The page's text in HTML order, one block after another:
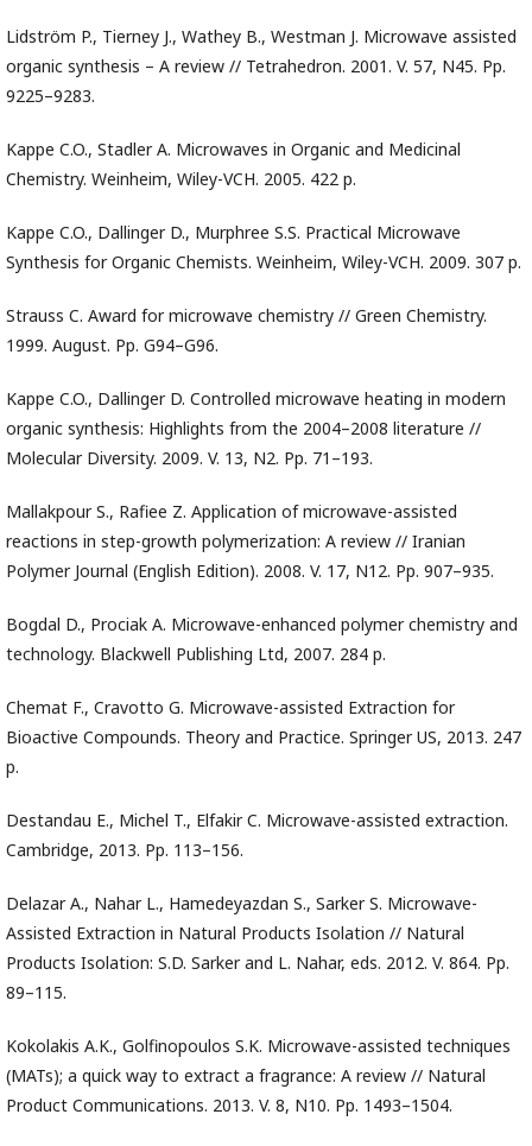
Lidström P., Tierney J., Wathey B., Westman J. Microwave assisted
organic synthesis – A review // Tetrahedron. 2001. V. 57, N45. Pp.
9225–9283.
Kappe C.O., Stadler A. Microwaves in Organic and Medicinal
Chemistry. Weinheim, Wiley-VCH. 2005. 422 p.
Kappe C.O., Dallinger D., Murphree S.S. Practical Microwave
Synthesis for Organic Chemists. Weinheim, Wiley-VCH. 2009. 307 p.
Strauss C. Award for microwave chemistry // Green Chemistry.
1999. August. Pp. G94–G96.
Kappe C.O., Dallinger D. Controlled microwave heating in modern
organic synthesis: Highlights from the 2004–2008 literature //
Molecular Diversity. 2009. V. 13, N2. Pp. 71–193.
Mallakpour S., Rafiee Z. Application of microwave-assisted
reactions in step-growth polymerization: A review // Iranian
Polymer Journal (English Edition). 2008. V. 17, N12. Pp. 907–935.
Bogdal D., Prociak A. Microwave-enhanced polymer chemistry and
technology. Blackwell Publishing Ltd, 2007. 284 p.
Chemat F., Cravotto G. Microwave-assisted Extraction for
Bioactive Compounds. Theory and Practice. Springer US, 2013. 247
p.
Destandau E., Michel T., Elfakir C. Microwave-assisted extraction.
Cambridge, 2013. Pp. 113–156.
Delazar A., Nahar L., Hamedeyazdan S., Sarker S. Microwave-
Assisted Extraction in Natural Products Isolation // Natural
Products Isolation: S.D. Sarker and L. Nahar, eds. 2012. V. 864. Pp.
89–115.
Kokolakis A.K., Golfinopoulos S.K. Microwave-assisted techniques
(MATs); a quick way to extract a fragrance: A review // Natural
Product Communications. 2013. V. 8, N10. Pp. 1493–1504.